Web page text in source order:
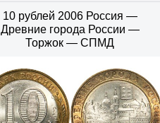
10 рублей 2006 Россия —
Древние города России —
Торжок — СПМД